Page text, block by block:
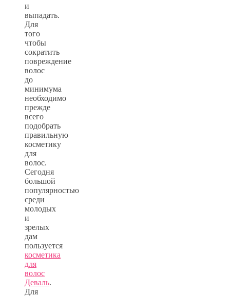
и
выпадать.
Для
того
чтобы
сократить
повреждение
волос
до
минимума
необходимо
прежде
всего
подобрать
правильную
косметику
для
волос.
Сегодня
большой
популярностью
среди
молодых
и
зрелых
дам
пользуется
косметика
для
волос
Деваль.
Для